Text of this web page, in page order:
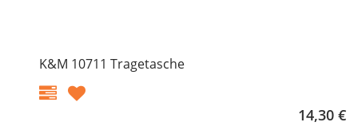
K&M 10711 Tragetasche
14,30 €